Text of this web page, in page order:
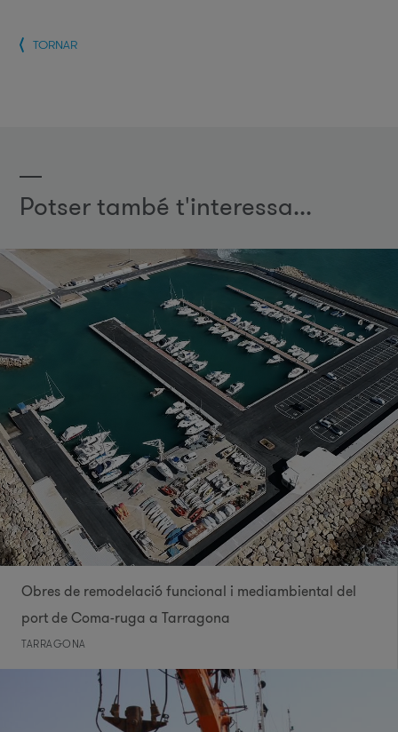
TORNAR
Potser també t'interessa...
Obres de remodelació funcional i mediambiental del
port de Coma-ruga a Tarragona
TARRAGONA